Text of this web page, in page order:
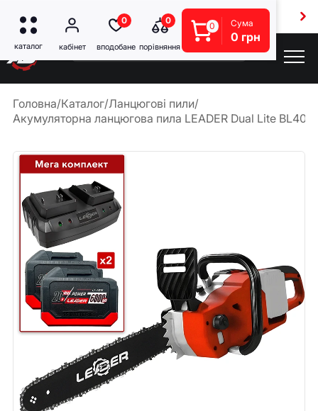
Безкоштовна доставка від 5000 грн
0 0
0 Сума
0 грн
Головна/Каталог/Ланцюгові пили/
Акумуляторна ланцюгова пила LEADER Dual Lite